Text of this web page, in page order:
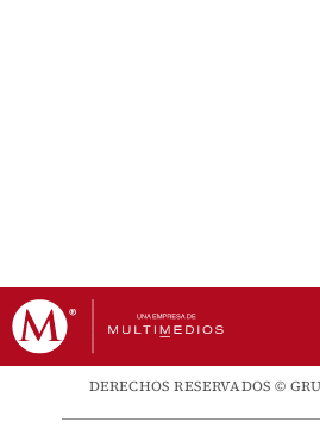
DERECHOS RESERVADOS ©